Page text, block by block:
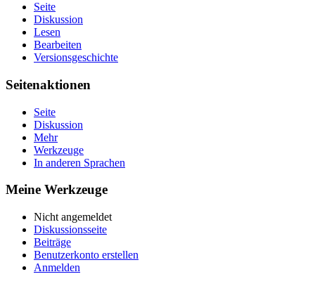
Seite
Diskussion
Lesen
Bearbeiten
Versionsgeschichte
Seitenaktionen
Seite
Diskussion
Mehr
Werkzeuge
In anderen Sprachen
Meine Werkzeuge
Nicht angemeldet
Diskussionsseite
Beiträge
Benutzerkonto erstellen
Anmelden